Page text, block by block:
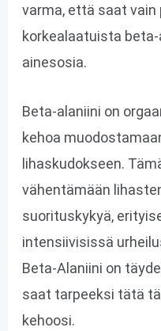
varma, että saat vain
korkealaatuista
ainesosia.
Beta-alaniini on
kehoa
lihaskudokseen.
vähentämään
suorituskykyä,
intensiivisissä
Beta-Alaniini on
saat tarpeeksi tätä
kehoosi.